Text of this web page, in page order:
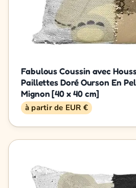
Fabulous Coussin avec
Paillettes Doré Ourson En
Mignon [40 x 40 cm]
à partir de EUR €